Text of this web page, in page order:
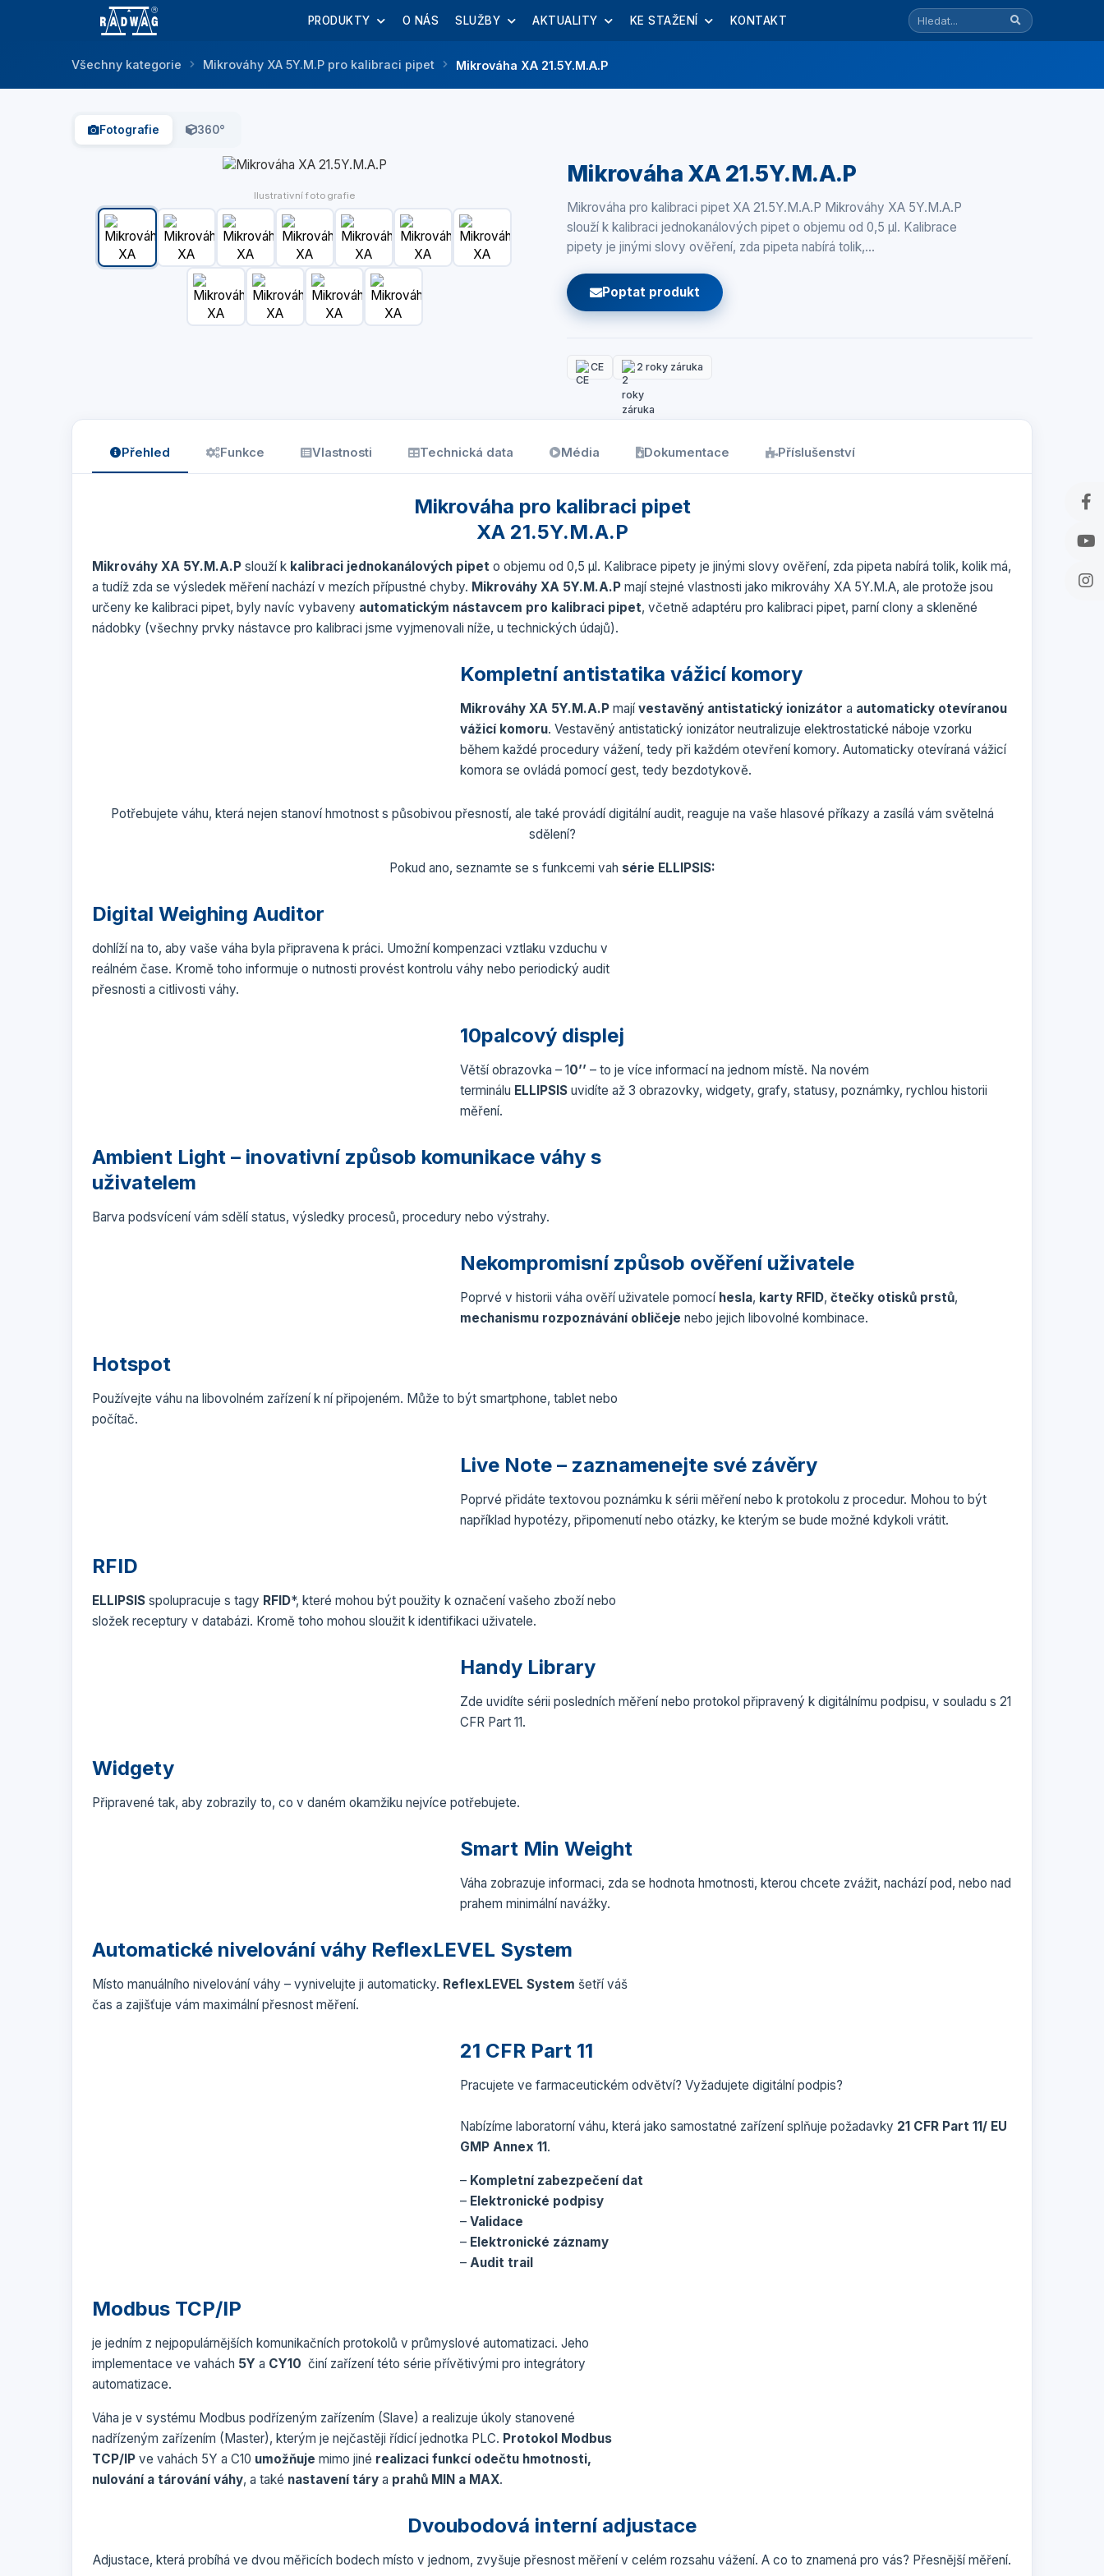
PRODUKTY O NÁS SLUŽBY AKTUALITY KE STAŽENÍ KONTAKT
Všechny kategorie Mikrováhy XA 5Y.M.P pro kalibraci pipet Mikrováha XA 21.5Y.M.A.P
Fotografie 360°
Ilustrativní fotografie
Mikrováha XA 21.5Y.M.A.P
Mikrováha pro kalibraci pipet XA 21.5Y.M.A.P Mikrováhy XA 5Y.M.A.P
slouží k kalibraci jednokanálových pipet o objemu od 0,5 µl. Kalibrace
pipety je jinými slovy ověření, zda pipeta nabírá tolik,…
Poptat produkt
CE 2 roky záruka
Přehled Funkce Vlastnosti Technická data Média Dokumentace Příslušenství
Mikrováha pro kalibraci pipet
XA 21.5Y.M.A.P
Mikrováhy XA 5Y.M.A.P slouží k kalibraci jednokanálových pipet o objemu od 0,5 µl. Kalibrace pipety je jinými slovy ověření, zda pipeta nabírá tolik, kolik má,
a tudíž zda se výsledek měření nachází v mezích přípustné chyby. Mikrováhy XA 5Y.M.A.P mají stejné vlastnosti jako mikrováhy XA 5Y.M.A, ale protože jsou
určeny ke kalibraci pipet, byly navíc vybaveny automatickým nástavcem pro kalibraci pipet, včetně adaptéru pro kalibraci pipet, parní clony a skleněné
nádobky (všechny prvky nástavce pro kalibraci jsme vyjmenovali níže, u technických údajů).
Kompletní antistatika vážicí komory
Mikrováhy XA 5Y.M.A.P majívestavěný antistatický ionizátor a automaticky otevíranou
vážicí komoru. Vestavěný antistatický ionizátor neutralizuje elektrostatické náboje vzorku
během každé procedury vážení, tedy při každém otevření komory. Automaticky otevíraná vážicí
komora se ovládá pomocí gest, tedy bezdotykově.
Potřebujete váhu, která nejen stanoví hmotnost s působivou přesností, ale také provádí digitální audit, reaguje na vaše hlasové příkazy a zasílá vám světelná
sdělení?
Pokud ano, seznamte se s funkcemi vah série ELLIPSIS:
Digital Weighing Auditor
dohlíží na to, aby vaše váha byla připravena k práci. Umožní kompenzaci vztlaku vzduchu v
reálném čase. Kromě toho informuje o nutnosti provést kontrolu váhy nebo periodický audit
přesnosti a citlivosti váhy.
10palcový displej
Větší obrazovka – 10’’ – to je více informací na jednom místě. Na novém
terminálu ELLIPSIS uvidíte až 3 obrazovky, widgety, grafy, statusy, poznámky, rychlou historii
měření.
Ambient Light – inovativní způsob komunikace váhy s
uživatelem
Barva podsvícení vám sdělí status, výsledky procesů, procedury nebo výstrahy.
Nekompromisní způsob ověření uživatele
Poprvé v historii váha ověří uživatele pomocí hesla, karty RFID, čtečky otisků prstů,
mechanismu rozpoznávání obličeje nebo jejich libovolné kombinace.
Hotspot
Používejte váhu na libovolném zařízení k ní připojeném. Může to být smartphone, tablet nebo
počítač.
Live Note – zaznamenejte své závěry
Poprvé přidáte textovou poznámku k sérii měření nebo k protokolu z procedur. Mohou to být
například hypotézy, připomenutí nebo otázky, ke kterým se bude možné kdykoli vrátit.
RFID
ELLIPSIS spolupracuje s tagy RFID*, které mohou být použity k označení vašeho zboží nebo
složek receptury v databázi. Kromě toho mohou sloužit k identifikaci uživatele.
Handy Library
Zde uvidíte sérii posledních měření nebo protokol připravený k digitálnímu podpisu, v souladu s 21
CFR Part 11.
Widgety
Připravené tak, aby zobrazily to, co v daném okamžiku nejvíce potřebujete.
Smart Min Weight
Váha zobrazuje informaci, zda se hodnota hmotnosti, kterou chcete zvážit, nachází pod, nebo nad
prahem minimální navážky.
Automatické nivelování váhy ReflexLEVEL System
Místo manuálního nivelování váhy – vynivelujte ji automaticky. ReflexLEVEL System šetří váš
čas a zajišťuje vám maximální přesnost měření.
21 CFR Part 11
Pracujete ve farmaceutickém odvětví? Vyžadujete digitální podpis?
Nabízíme laboratorní váhu, která jako samostatné zařízení splňuje požadavky 21 CFR Part 11/ EU
GMP Annex 11.
– Kompletní zabezpečení dat
– Elektronické podpisy
– Validace
– Elektronické záznamy
– Audit trail
Modbus TCP/IP
je jedním z nejpopulárnějších komunikačních protokolů v průmyslové automatizaci. Jeho
implementace ve vahách 5Y a CY10 činí zařízení této série přívětivými pro integrátory
automatizace.
Váha je v systému Modbus podřízeným zařízením (Slave) a realizuje úkoly stanovené
nadřízeným zařízením (Master), kterým je nejčastěji řídicí jednotka PLC. Protokol Modbus
TCP/IP ve vahách 5Y a C10 umožňuje mimo jiné realizaci funkcí odečtu hmotnosti,
nulování a tárování váhy, a také nastavení táry a prahů MIN a MAX.
Dvoubodová interní adjustace
Adjustace, která probíhá ve dvou měřicích bodech místo v jednom, zvyšuje přesnost měření v celém rozsahu vážení. A co to znamená pro vás? Přesnější měření.